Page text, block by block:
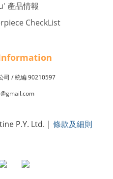
產品情報
CheckList
ormation
司 /統編90210597
P.Y. Ltd. | 條款及細則